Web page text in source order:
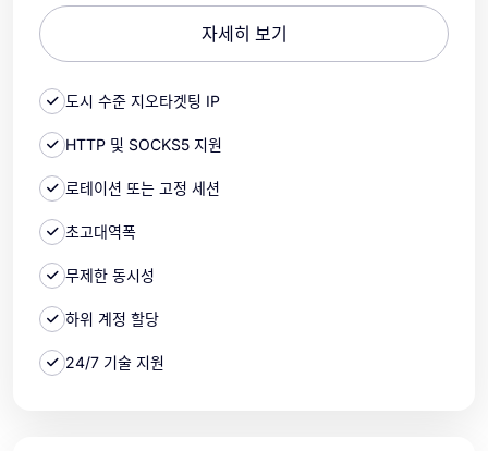
자세히 보기
도시 수준 지오타겟팅 IP
HTTP 및 SOCKS5 지원
로테이션 또는 고정 세션
초고대역폭
무제한 동시성
하위 계정 할당
24/7 기술 지원